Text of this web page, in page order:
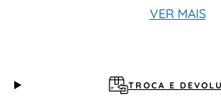
Gênero: masculino Cabedal: têxtil
detalhes sintéticos Entressola:
VER MAIS
TROCA E